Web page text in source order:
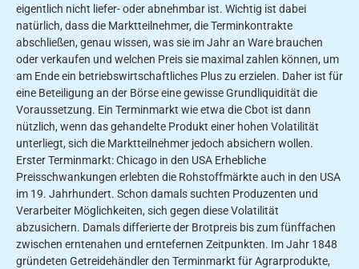
eigentlich nicht liefer- oder abnehmbar ist. Wichtig ist dabei
natürlich, dass die Marktteilnehmer, die Terminkontrakte
abschließen, genau wissen, was sie im Jahr an Ware brauchen
oder verkaufen und welchen Preis sie maximal zahlen können, um
am Ende ein betriebswirtschaftliches Plus zu erzielen. Daher ist für
eine Beteiligung an der Börse eine gewisse Grundliquidität die
Voraussetzung. Ein Terminmarkt wie etwa die Cbot ist dann
nützlich, wenn das gehandelte Produkt einer hohen Volatilität
unterliegt, sich die Marktteilnehmer jedoch absichern wollen.
Erster Terminmarkt: Chicago in den USA Erhebliche
Preisschwankungen erlebten die Rohstoffmärkte auch in den USA
im 19. Jahrhundert. Schon damals suchten Produzenten und
Verarbeiter Möglichkeiten, sich gegen diese Volatilität
abzusichern. Damals differierte der Brotpreis bis zum fünffachen
zwischen erntenahen und erntefernen Zeitpunkten. Im Jahr 1848
gründeten Getreidehändler den Terminmarkt für Agrarprodukte,